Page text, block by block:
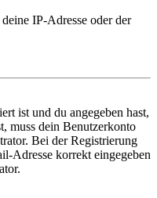
IP-Adresse oder der
ist und du angegeben hast,
muss dein Benutzerkonto
Bei der Registrierung
Adresse korrekt eingegeben